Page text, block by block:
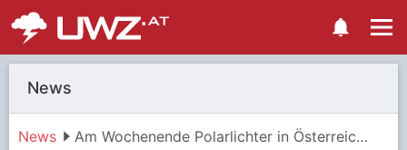
News
News Am Wochenende Polarlichter in Österreich sichtbar